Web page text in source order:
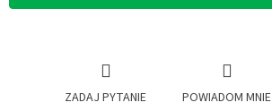
ZADAJ PYTANIE POWIADOM MNIE